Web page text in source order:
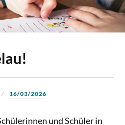
16/03/2026
und Schüler in